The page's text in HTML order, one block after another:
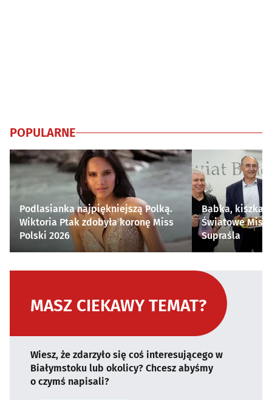
POPULARNE
Podlasianka najpiękniejszą Polką.
Wiktoria Ptak zdobyła koronę Miss
Polski 2026
Babka, kiszka i
Światowe
Supraśla
MASZ CIEKAWY TEMAT?
Wiesz, że zdarzyło się coś interesującego w
Białymstoku lub okolicy? Chcesz abyśmy
o czymś napisali?